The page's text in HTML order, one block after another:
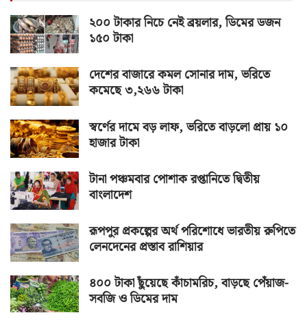
২০০ টাকার নিচে নেই ব্রয়লার, ডিমের ডজন
১৫০ টাকা
দেশের বাজারে কমল সোনার দাম, ভরিতে
কমেছে ৩,২৬৬ টাকা
স্বর্ণের দামে বড় লাফ, ভরিতে বাড়লো প্রায় ১০
হাজার টাকা
টানা পঞ্চমবার পোশাক রপ্তানিতে দ্বিতীয়
বাংলাদেশ
রূপপুর প্রকল্পের অর্থ পরিশোধে ভারতীয় রুপিতে
লেনদেনের প্রস্তাব রাশিয়ার
৪০০ টাকা ছুঁয়েছে কাঁচামরিচ, বাড়ছে পেঁয়াজ-
সবজি ও ডিমের দাম